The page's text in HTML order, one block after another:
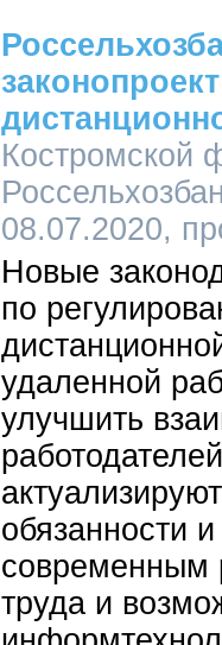
Костромской
08.07.2020,
Новые
по
удаленной
улучшить
обязанности
современным
труда и